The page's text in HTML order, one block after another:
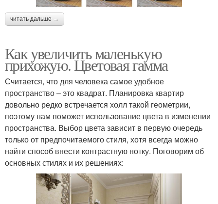
читать дальше →
Как увеличить маленькую
прихожую. Цветовая гамма
Считается, что для человека самое удобное
пространство – это квадрат. Планировка квартир
довольно редко встречается холл такой геометрии,
поэтому нам поможет использование цвета в изменении
пространства. Выбор цвета зависит в первую очередь
только от предпочитаемого стиля, хотя всегда можно
найти способ внести контрастную нотку. Поговорим об
основных стилях и их решениях: